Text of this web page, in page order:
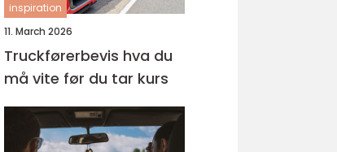
inspiration
11. March 2026
Truckførerbevis hva du
må vite før du tar kurs